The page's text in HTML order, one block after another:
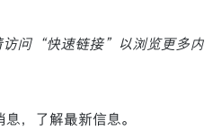
访问“快速链接”以浏览更多内
，了解最新信息。